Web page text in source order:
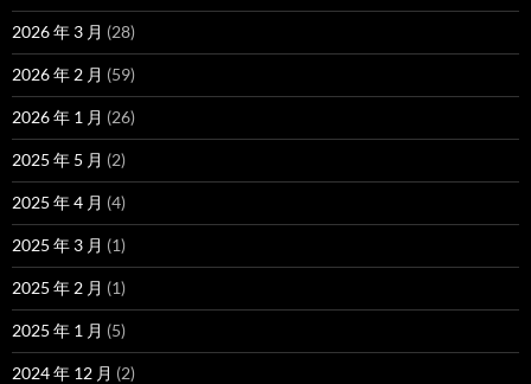
2026 年 3 月 (28)
2026 年 2 月 (59)
2026 年 1 月 (26)
2025 年 5 月 (2)
2025 年 4 月 (4)
2025 年 3 月 (1)
2025 年 2 月 (1)
2025 年 1 月 (5)
2024 年 12 月 (2)